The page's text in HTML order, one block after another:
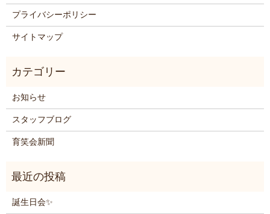
プライバシーポリシー
サイトマップ
お知らせ
スタッフブログ
育笑会新聞
誕生日会✨